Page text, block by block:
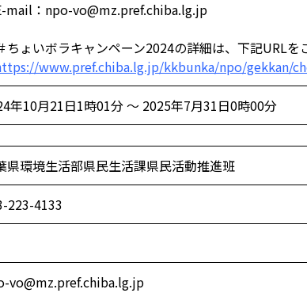
mail：npo-vo@mz.pref.chiba.lg.jp
ょいボラキャンペーン2024の詳細は、下記URLを
www.pref.chiba.lg.jp/kkbunka/npo/gekkan/
年10月21日1時01分 ～ 2025年7月31日0時00分
県環境生活部県民生活課県民活動推進班
223-4133
vo@mz.pref.chiba.lg.jp